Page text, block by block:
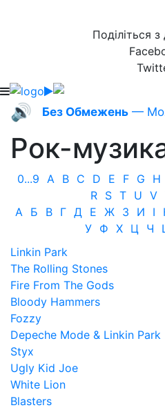
Поділіться
🔊 Без Обмежень —
Рок-
0...9 A B C D E F G H
R
S T U V
А
Б В Г Д Е Ж З И І
У Ф Х Ц Ч
Linkin Park
The Rolling Stones
Fire From The Gods
Bloody Hammers
Fozzy
Depeche Mode & Linkin Park
Styx
Ugly Kid Joe
White Lion
Blasters